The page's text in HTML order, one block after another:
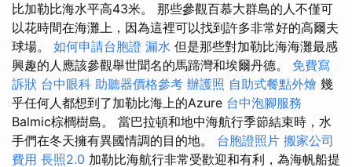
比加勒比海水平高43米。 那些參觀百慕大群島的人不僅可
以花時間在海灘上，因為這裡可以找到許多非常好的高爾夫
球場。 如何申請台胞證 漏水 但是那些對加勒比海海灘最感
興趣的人應該參觀舉世聞名的馬蹄灣和埃爾丹德。 免費寫
訴狀 台中眼科 助聽器價格參考 辦護照 自助式餐點外燴 幾
乎任何人都想到了加勒比海上的Azure 台中泡腳服務
Balmic棕櫚樹島。 當巴拉頓和地中海航行季節結束時，水
手們在冬天擁有異國情調的目的地。 台胞證照片 搬家公司
費用 長照2.0 加勒比海航行非常受歡迎和有利，為海帆船提